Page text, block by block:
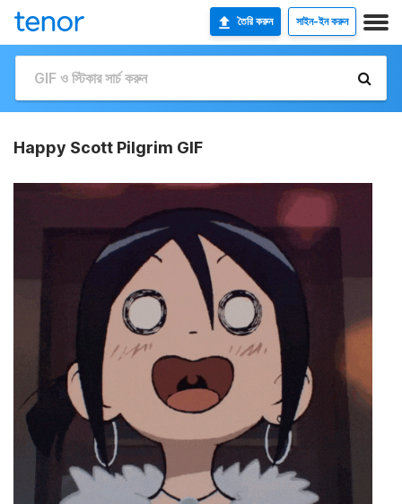
তৈরি করুন সাইন-ইন করুন
Happy Scott Pilgrim GIF